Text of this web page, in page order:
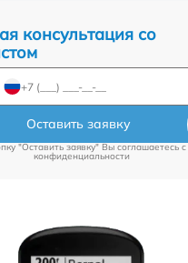
консультация со
Оставить заявку
"Оставить заявку" Вы соглашаетесь c
конфиденциальности